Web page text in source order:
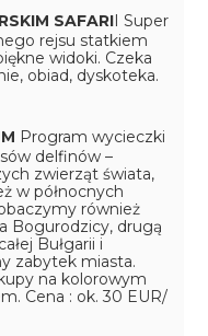
SAFARII Super
rejsu statkiem
widoki. Czeka
obiad, dyskoteka.
Program wycieczki
delfinów –
zwierząt świata,
w północnych
również
Bogurodzicy, drugą
Bułgarii i
zabytek miasta.
na kolorowym
Cena : ok. 30 EUR/